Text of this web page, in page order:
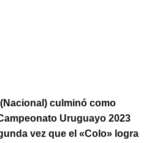
culminó como
Uruguayo 2023
vez que el «Colo» logra